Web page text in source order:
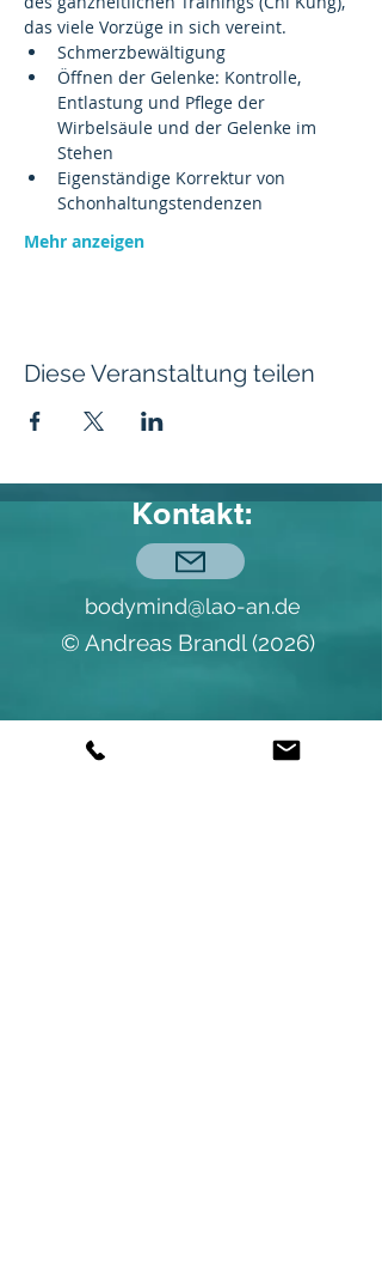
das viele Vorzüge in sich vereint.
Schmerzbewältigung
Öffnen der Gelenke: Kontrolle,
Entlastung und Pflege der
Wirbelsäule und der Gelenke im
Stehen
Eigenständige Korrektur von
Schonhaltungstendenzen
Mehr anzeigen
Diese Veranstaltung teilen
Kontakt:
bodymind@lao-an.de
© Andreas Brandl (2026)